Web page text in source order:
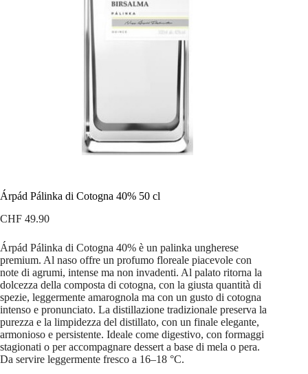
Árpád Pálinka di Cotogna 40% 50 cl
CHF 49.90
Árpád Pálinka di Cotogna 40% è un palinka ungherese
premium. Al naso offre un profumo floreale piacevole con
note di agrumi, intense ma non invadenti. Al palato ritorna la
dolcezza della composta di cotogna, con la giusta quantità di
spezie, leggermente amarognola ma con un gusto di cotogna
intenso e pronunciato. La distillazione tradizionale preserva la
purezza e la limpidezza del distillato, con un finale elegante,
armonioso e persistente. Ideale come digestivo, con formaggi
stagionati o per accompagnare dessert a base di mela o pera.
Da servire leggermente fresco a 16–18 °C.